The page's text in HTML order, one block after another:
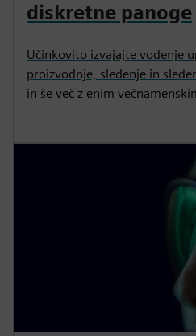
diskretne panoge
Učinkovito izvajajte vodenje
proizvodnje, sledenje in
in še več z enim